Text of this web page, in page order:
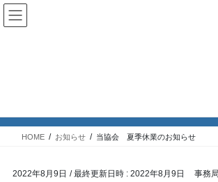
コ
ン
ナ
ビ
HOME お知らせ 当協会 夏季休業のお知らせ
2022年8月9日 / 最終更新日時 : 2022年8月9日 事務局